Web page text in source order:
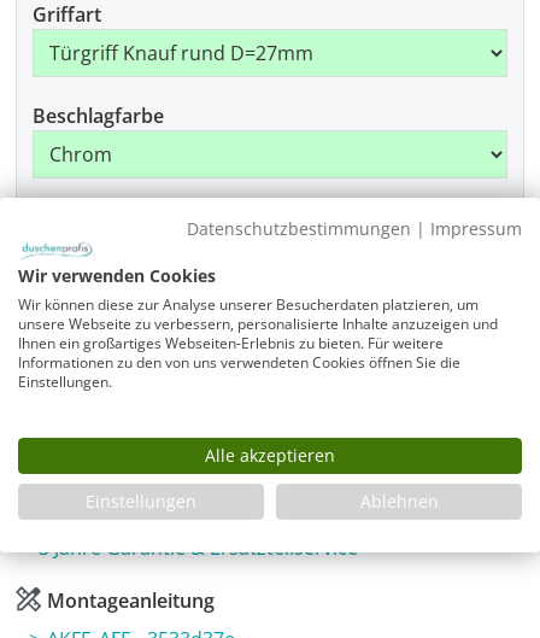
Griffart
Beschlagfarbe
Produkt Anzahl: Gib den gewünschten
In den Warenkorb
Fragen zum Artikel
Planungshilfe
3 Jahre Garantie & Ersatzteilservice
Montageanleitung
Datenschutzbestimmungen | Impressum
Wir verwenden Cookies
Wir können diese zur Analyse unserer Besucherdaten platzieren, um
unsere Webseite zu verbessern, personalisierte Inhalte anzuzeigen und
Ihnen ein großartiges Webseiten-Erlebnis zu bieten. Für weitere
Informationen zu den von uns verwendeten Cookies öffnen Sie die
Einstellungen.
Alle akzeptieren
Einstellungen
Ablehnen